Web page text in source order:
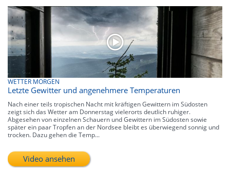
WETTER MORGEN
Letzte Gewitter und angenehmere Temperaturen
Nach einer teils tropischen Nacht mit kräftigen Gewittern im Südosten
zeigt sich das Wetter am Donnerstag vielerorts deutlich ruhiger.
Abgesehen von einzelnen Schauern und Gewittern im Südosten sowie
später ein paar Tropfen an der Nordsee bleibt es überwiegend sonnig und
trocken. Dazu gehen die Temp...
Video ansehen